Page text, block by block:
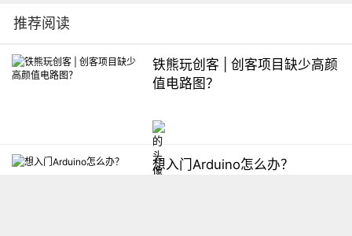
推荐阅读
铁熊玩创客 | 创客项目缺少高颜
值电路图？
想入门Arduino怎么办？